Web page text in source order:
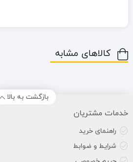
کالاهای مشابه
بازگشت به بالا
خدمات مشتریان
راهنمای خرید
شرایط و ضوابط